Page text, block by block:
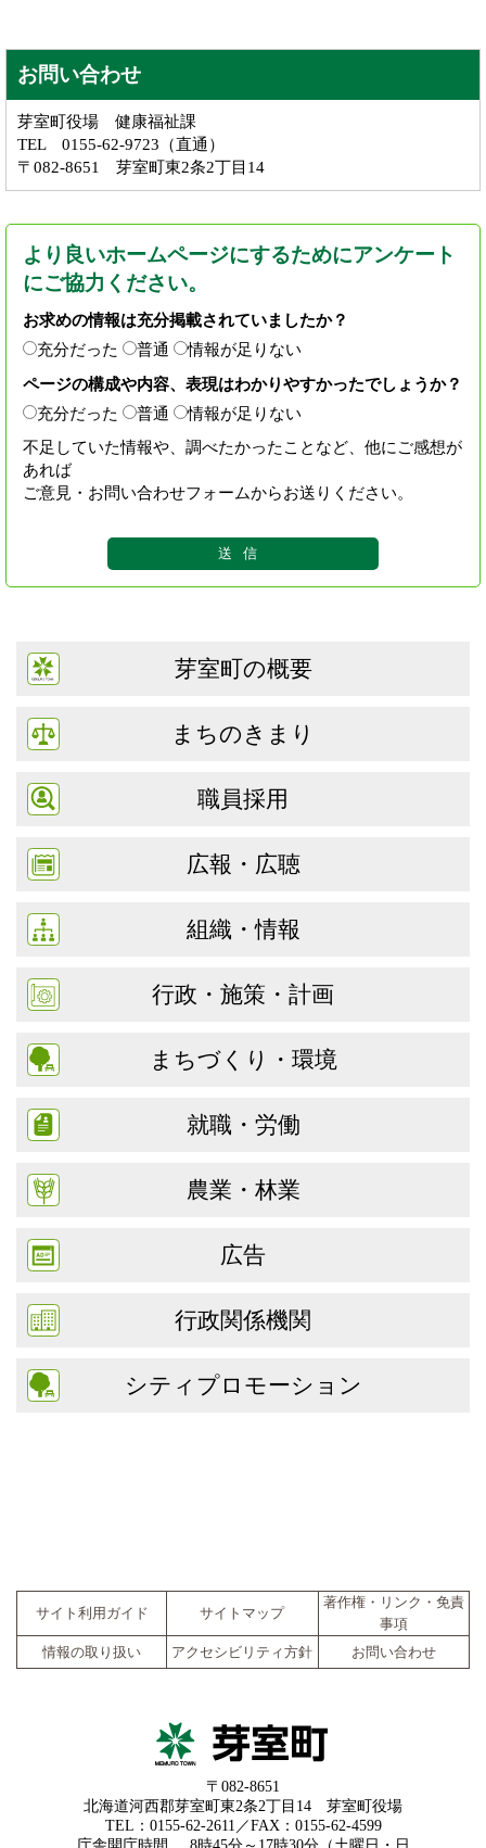
お問い合わせ
芽室町役場 健康福祉課
TEL 0155-62-9723（直通）
〒082-8651 芽室町東2条2丁目14
より良いホームページにするためにアンケート
にご協力ください。
お求めの情報は充分掲載されていましたか？
充分だった
普通
情報が足りない
ページの構成や内容、表現はわかりやすかったでしょうか？
充分だった
普通
情報が足りない
不足していた情報や、調べたかったことなど、他にご感想が
あれば
ご意見・お問い合わせフォームからお送りください。
芽室町の概要
まちのきまり
職員採用
広報・広聴
組織・情報
行政・施策・計画
まちづくり・環境
就職・労働
農業・林業
広告
行政関係機関
シティプロモーション
サイト利用ガイド サイトマップ
著作権・リンク・免責
事項
情報の取り扱い
アクセシビリティ方針 お問い合わせ
〒082-8651
北海道河西郡芽室町東2条2丁目14 芽室町役場
TEL：0155-62-2611／FAX：0155-62-4599